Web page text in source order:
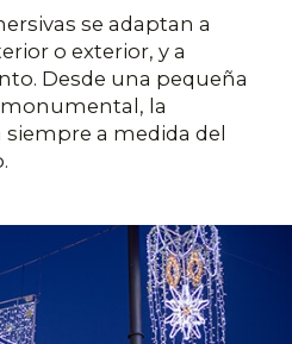
se adaptan a
o exterior, y a
Desde una pequeña
la
a medida del